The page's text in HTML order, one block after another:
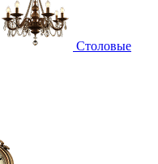
Столовые